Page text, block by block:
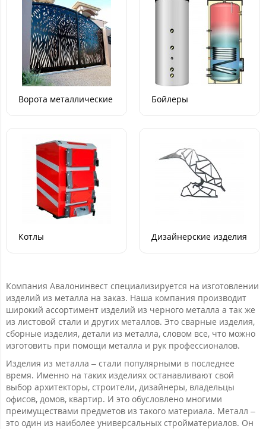
Ворота металлические Бойлеры
Котлы Дизайнерские изделия
Компания Авалонинвест специализируется на изготовлении
изделий из металла на заказ. Наша компания производит
широкий ассортимент изделий из черного металла а так же
из листовой стали и других металлов. Это сварные изделия,
сборные изделия, детали из металла, словом все, что можно
изготовить при помощи металла и рук профессионалов.
Изделия из металла – стали популярными в последнее
время. Именно на таких изделиях останавливают свой
выбор архитекторы, строители, дизайнеры, владельцы
офисов, домов, квартир. И это обусловлено многими
преимуществами предметов из такого материала. Металл –
это один из наиболее универсальных стройматериалов. Он